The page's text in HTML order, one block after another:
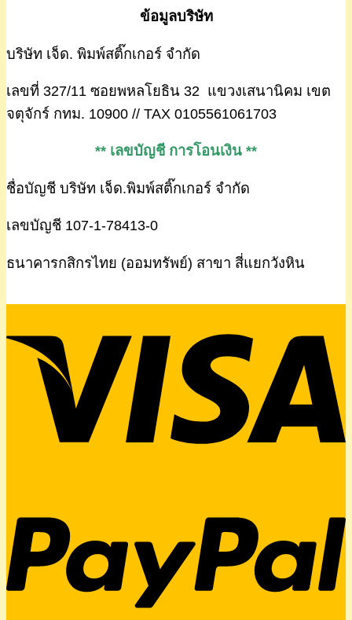
ข้อมูลบริษัท
บริษัท เจ็ด. พิมพ์สติ๊กเกอร์ จำกัด
เลขที่ 327/11 ซอยพหลโยธิน 32 แขวงเสนานิคม เขต
จตุจักร์ กทม. 10900 // TAX 0105561061703
** เลขบัญชี การโอนเงิน **
ชื่อบัญชี บริษัท เจ็ด.พิมพ์สติ๊กเกอร์ จำกัด
เลขบัญชี 107-1-78413-0
ธนาคารกสิกรไทย (ออมทรัพย์) สาขา สี่แยกวังหิน